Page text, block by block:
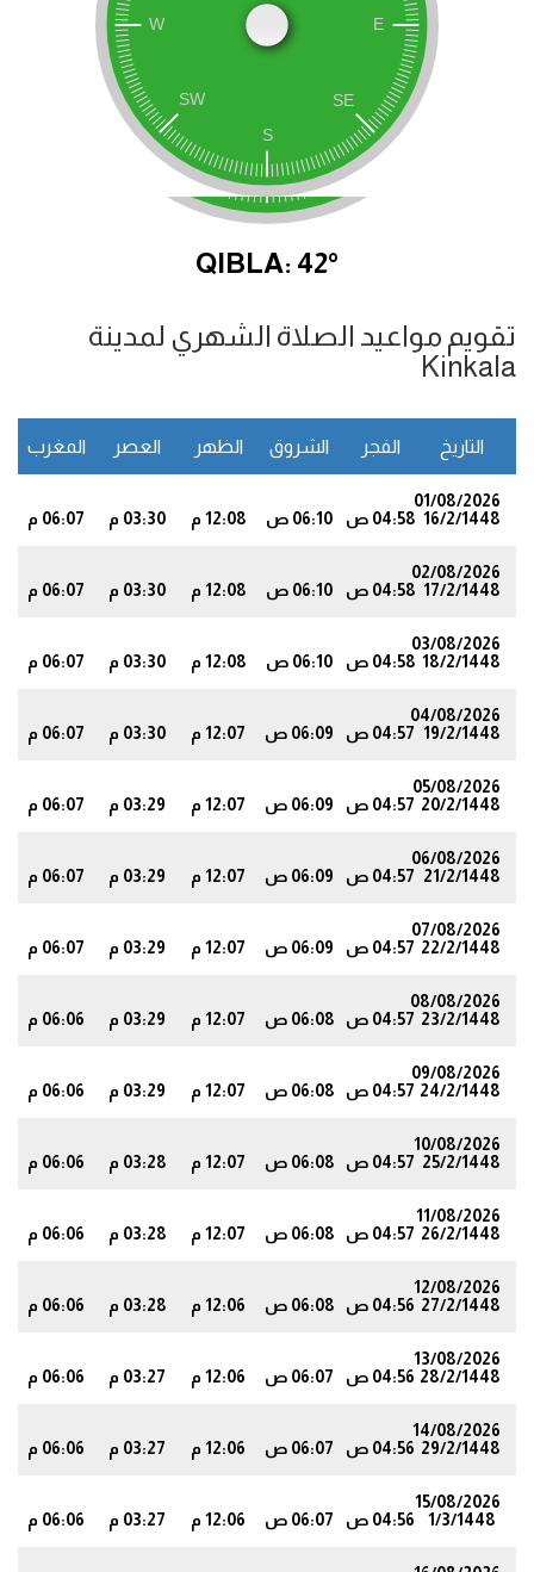
QIBLA: 42°
تقويم مواعيد الصلاة الشهري لمدينة
Kinkala
التاريخ الفجر الشروق الظهر العصر المغرب
01/08/2026
16/2/1448 04:58 ص 06:10 ص 12:08 م 03:30 م 06:07 م
02/08/2026
17/2/1448 04:58 ص 06:10 ص 12:08 م 03:30 م 06:07 م
03/08/2026
18/2/1448 04:58 ص 06:10 ص 12:08 م 03:30 م 06:07 م
04/08/2026
19/2/1448 04:57 ص 06:09 ص 12:07 م 03:30 م 06:07 م
05/08/2026
20/2/1448 04:57 ص 06:09 ص 12:07 م 03:29 م 06:07 م
06/08/2026
21/2/1448 04:57 ص 06:09 ص 12:07 م 03:29 م 06:07 م
07/08/2026
22/2/1448 04:57 ص 06:09 ص 12:07 م 03:29 م 06:07 م
08/08/2026
23/2/1448 04:57 ص 06:08 ص 12:07 م 03:29 م 06:06 م
09/08/2026
24/2/1448 04:57 ص 06:08 ص 12:07 م 03:29 م 06:06 م
10/08/2026
25/2/1448 04:57 ص 06:08 ص 12:07 م 03:28 م 06:06 م
11/08/2026
26/2/1448 04:57 ص 06:08 ص 12:07 م 03:28 م 06:06 م
12/08/2026
27/2/1448 04:56 ص 06:08 ص 12:06 م 03:28 م 06:06 م
13/08/2026
28/2/1448 04:56 ص 06:07 ص 12:06 م 03:27 م 06:06 م
14/08/2026
29/2/1448 04:56 ص 06:07 ص 12:06 م 03:27 م 06:06 م
15/08/2026
1/3/1448
04:56 ص 06:07 ص 12:06 م 03:27 م 06:06 م